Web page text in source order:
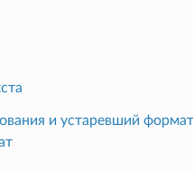
и устаревший формат